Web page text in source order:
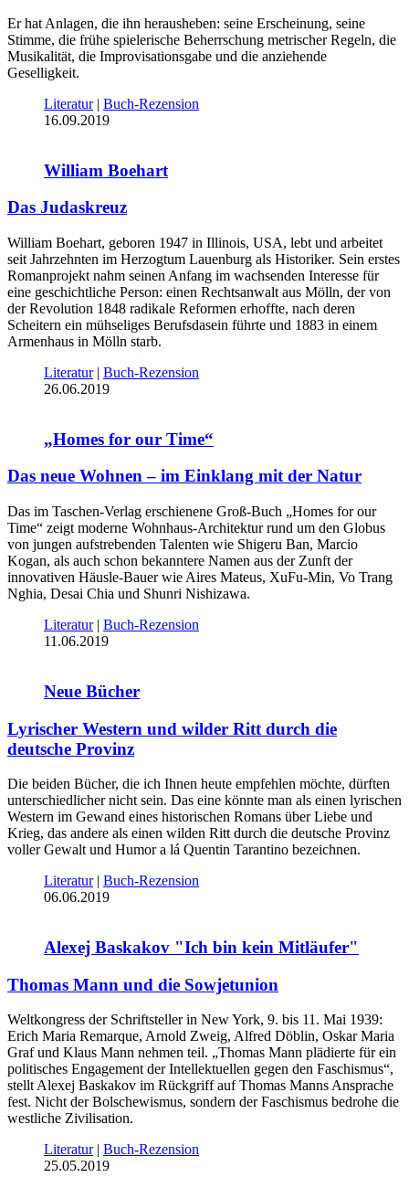
Er hat Anlagen, die ihn herausheben: seine Erscheinung, seine
Stimme, die frühe spielerische Beherrschung metrischer Regeln, die
Musikalität, die Improvisationsgabe und die anziehende
Geselligkeit.
Literatur| Buch-Rezension
16.09.2019
William Boehart
Das Judaskreuz
William Boehart, geboren 1947 in Illinois, USA, lebt und arbeitet
seit Jahrzehnten im Herzogtum Lauenburg als Historiker. Sein erstes
Romanprojekt nahm seinen Anfang im wachsenden Interesse für
eine geschichtliche Person: einen Rechtsanwalt aus Mölln, der von
der Revolution 1848 radikale Reformen erhoffte, nach deren
Scheitern ein mühseliges Berufsdasein führte und 1883 in einem
Armenhaus in Mölln starb.
Literatur| Buch-Rezension
26.06.2019
„Homes for our Time“
Das neue Wohnen – im Einklang mit der Natur
Das im Taschen-Verlag erschienene Groß-Buch „Homes for our
Time“ zeigt moderne Wohnhaus-Architektur rund um den Globus
von jungen aufstrebenden Talenten wie Shigeru Ban, Marcio
Kogan, als auch schon bekanntere Namen aus der Zunft der
innovativen Häusle-Bauer wie Aires Mateus, XuFu-Min, Vo Trang
Nghia, Desai Chia und Shunri Nishizawa.
Literatur| Buch-Rezension
11.06.2019
Neue Bücher
Lyrischer Western und wilder Ritt durch die
deutsche Provinz
Die beiden Bücher, die ich Ihnen heute empfehlen möchte, dürften
unterschiedlicher nicht sein. Das eine könnte man als einen lyrischen
Western im Gewand eines historischen Romans über Liebe und
Krieg, das andere als einen wilden Ritt durch die deutsche Provinz
voller Gewalt und Humor a lá Quentin Tarantino bezeichnen.
Literatur| Buch-Rezension
06.06.2019
Alexej Baskakov "Ich bin kein Mitläufer"
Thomas Mann und die Sowjetunion
Weltkongress der Schriftsteller in New York, 9. bis 11. Mai 1939:
Erich Maria Remarque, Arnold Zweig, Alfred Döblin, Oskar Maria
Graf und Klaus Mann nehmen teil. „Thomas Mann plädierte für ein
politisches Engagement der Intellektuellen gegen den Faschismus“,
stellt Alexej Baskakov im Rückgriff auf Thomas Manns Ansprache
fest. Nicht der Bolschewismus, sondern der Faschismus bedrohe die
westliche Zivilisation.
Literatur| Buch-Rezension
25.05.2019